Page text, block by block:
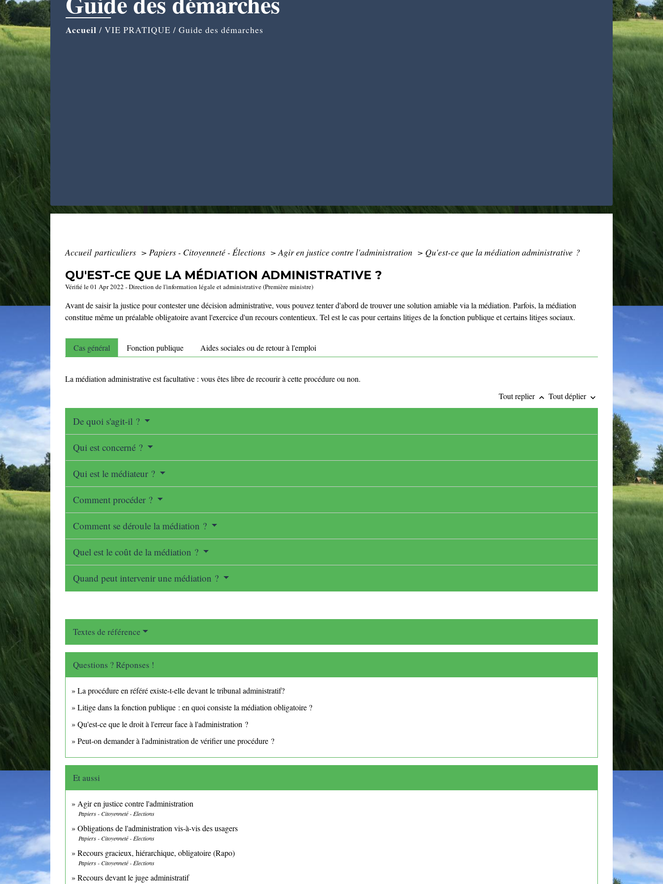
Accueil / VIE PRATIQUE / Guide des démarches
Accueil particuliers > Papiers - Citoyenneté - Élections > Agir en justice contre l'administration > Qu'est-ce que la médiation administrative ?
QU'EST-CE QUE LA MÉDIATION ADMINISTRATIVE ?
Vérifié le 01 Apr 2022 - Direction de l'information légale et administrative (Première ministre)
Avant de saisir la justice pour contester une décision administrative, vous pouvez tenter d'abord de trouver une solution amiable via la médiation. Parfois, la médiation
constitue même un préalable obligatoire avant l'exercice d'un recours contentieux. Tel est le cas pour certains litiges de la fonction publique et certains litiges sociaux.
Cas général Fonction publique Aides sociales ou de retour à l'emploi
La médiation administrative est facultative : vous êtes libre de recourir à cette procédure ou non.
Tout replier keyboard_arrow_up Tout déplier keyboard_arrow_down
De quoi s'agit-il ?
Qui est concerné ?
Qui est le médiateur ?
Comment procéder ?
Comment se déroule la médiation ?
Quel est le coût de la médiation ?
Quand peut intervenir une médiation ?
Textes de référence
Questions ? Réponses !
La procédure en référé existe-t-elle devant le tribunal administratif?
Litige dans la fonction publique : en quoi consiste la médiation obligatoire ?
Qu'est-ce que le droit à l'erreur face à l'administration ?
Peut-on demander à l'administration de vérifier une procédure ?
Et aussi
Agir en justice contre l'administration
Papiers - Citoyenneté - Élections
Obligations de l'administration vis-à-vis des usagers
Papiers - Citoyenneté - Élections
Recours gracieux, hiérarchique, obligatoire (Rapo)
Papiers - Citoyenneté - Élections
Recours devant le juge administratif